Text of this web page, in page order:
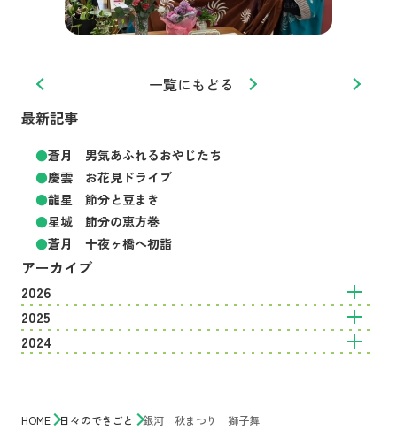
一覧にもどる
最新記事
蒼月 男気あふれるおやじたち
慶雲 お花見ドライブ
龍星 節分と豆まき
星城 節分の恵方巻
蒼月 十夜ヶ橋へ初詣
アーカイブ
2026
2025
2024
HOME 日々のできごと 銀河 秋まつり 獅子舞